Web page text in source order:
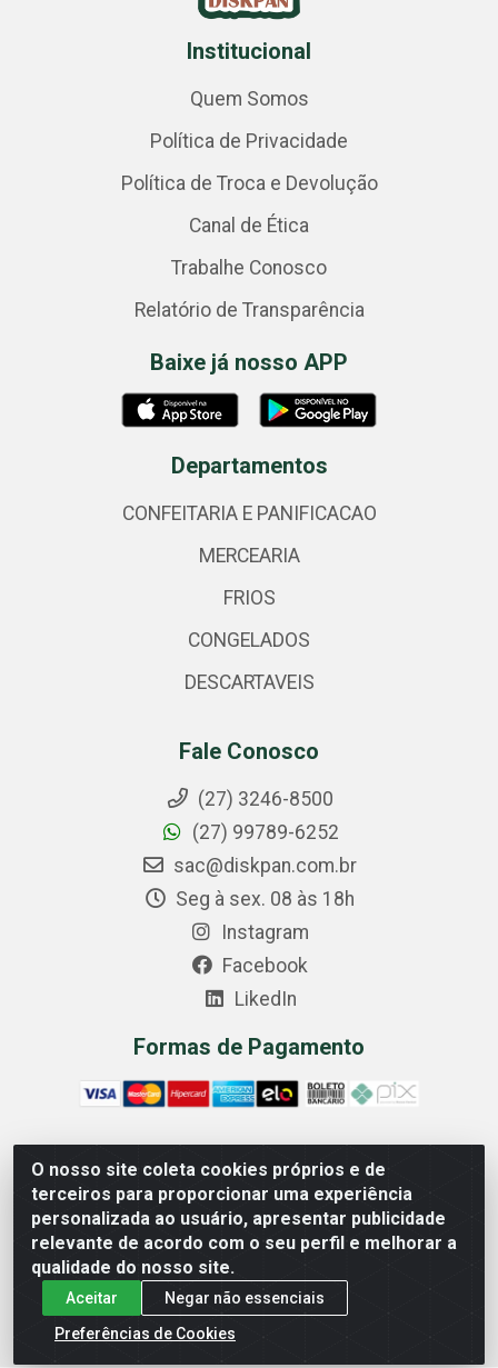
O nosso site coleta cookies próprios e de
terceiros para proporcionar uma experiência
personalizada ao usuário, apresentar publicidade
relevante de acordo com o seu perfil e melhorar a
qualidade do nosso site.
Aceitar
Negar não essenciais
Preferências de Cookies
Institucional
Quem Somos
Política de Privacidade
Política de Troca e Devolução
Canal de Ética
Trabalhe Conosco
Relatório de Transparência
Baixe já nosso APP
Departamentos
CONFEITARIA E PANIFICACAO
MERCEARIA
FRIOS
CONGELADOS
DESCARTAVEIS
Fale Conosco
(27) 3246-8500
(27) 99789-6252
sac@diskpan.com.br
Seg à sex. 08 às 18h
Instagram
Facebook
LikedIn
Formas de Pagamento
Comercial Diskpan Ltda - Av. Fernando Antonio, 1911 -
Sotelandia, Cariacica/ES - CEP 29140-669 - CNPJ
02.691.482/0001-07